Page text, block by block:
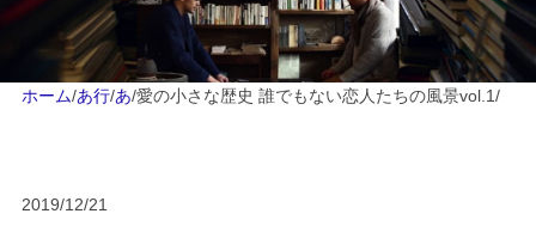
ホーム/あ行/あ/愛の小さな歴史 誰でもない恋人たちの風景vol.1/
2019/12/21